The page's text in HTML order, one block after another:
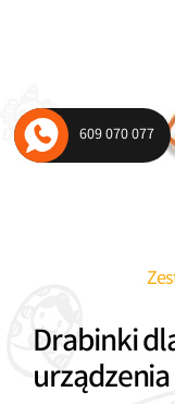
Drabinki
609 070 077